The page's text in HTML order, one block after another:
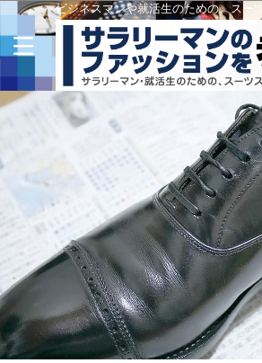
ビジネスマンや就活生のための、スー